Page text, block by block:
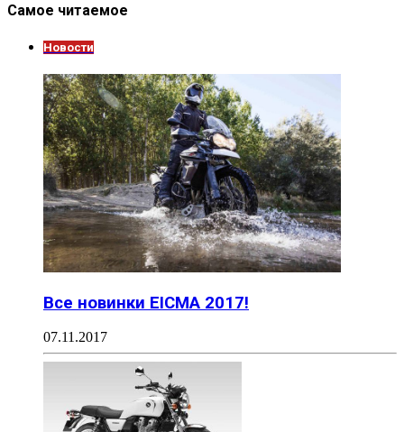
Самое читаемое
Новости
Все новинки EICMA 2017!
07.11.2017